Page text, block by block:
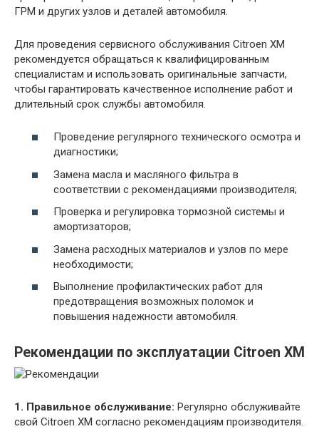
ГРМ и других узлов и деталей автомобиля.
Для проведения сервисного обслуживания Citroen XM
рекомендуется обращаться к квалифицированным
специалистам и использовать оригинальные запчасти,
чтобы гарантировать качественное исполнение работ и
длительный срок службы автомобиля.
Проведение регулярного технического осмотра и
диагностики;
Замена масла и масляного фильтра в
соответствии с рекомендациями производителя;
Проверка и регулировка тормозной системы и
амортизаторов;
Замена расходных материалов и узлов по мере
необходимости;
Выполнение профилактических работ для
предотвращения возможных поломок и
повышения надежности автомобиля.
Рекомендации по эксплуатации Citroen XM
1. Правильное обслуживание: Регулярно обслуживайте
свой Citroen XM согласно рекомендациям производителя.